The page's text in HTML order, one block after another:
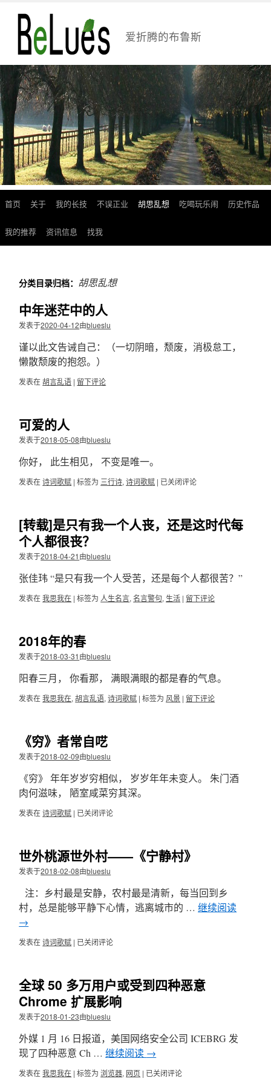
爱折腾的布鲁斯
跳
至
首页 关于 我的长技 不误正业 胡思乱想 吃喝玩乐闹 历史作品
我的推荐 资讯信息 找我
分类目录归档： 胡思乱想
中年迷茫中的人
发表于2020-04-12由blueslu
谨以此文告诫自己：（一切阴暗，颓废，消极怠工，
懒散颓废的抱怨。）
发表在胡言乱语 | 留下评论
可爱的人
发表于2018-05-08由blueslu
你好， 此生相见， 不变是唯一。
发表在诗词歌赋 | 标签为 三行诗,诗词歌赋 | 可
已关闭评论
[转载]是只有我一个人丧，还是这时代每
个人都很丧？
发表于2018-04-21由blueslu
张佳玮 “是只有我一个人受苦，还是每个人都很苦？”
发表在我思我在 | 标签为 人生名言,名言警句, 生活 | 留下评论
2018年的春
发表于2018-03-31由blueslu
阳春三月， 你看那， 满眼满眼的都是春的气息。
发表在我思我在,胡言乱语,诗词歌赋 | 标签为 风景 | 留下评论
《穷》者常自呓
发表于2018-02-09由blueslu
《穷》 年年岁岁穷相似， 岁岁年年未变人。 朱门酒
肉何滋味， 陋室咸菜穷其深。
发表在诗词歌赋 | 《穷》
呓
已关闭评论
世外桃源世外村——《宁静村》
发表于2018-02-08由blueslu
注：乡村最是安静，农村最是清新，每当回到乡
村，总是能够平静下心情，逃离城市的 …继续阅读
→
发表在诗词歌赋 | 世
世
外
村
——
静
村》
已关闭评论
全球 50 多万用户或受到四种恶意
Chrome 扩展影响
发表于2018-01-23由blueslu
外媒 1 月 16 日报道，美国网络安全公司 ICEBRG 发
现了四种恶意 Ch …继续阅读 →
发表在我思我在 | 标签为 浏览器, 网页 | 全
已关闭评论